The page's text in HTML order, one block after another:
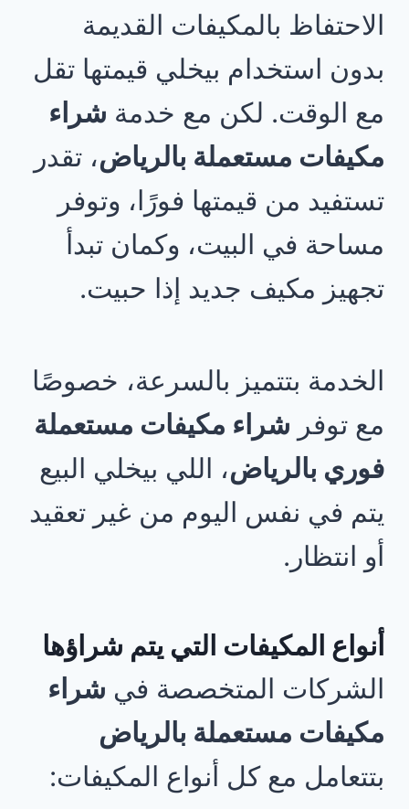
الاحتفاظ بالمكيفات القديمة
بدون استخدام بيخلي قيمتها تقل
مع الوقت. لكن مع خدمة شراء
مكيفات مستعملة بالرياض، تقدر
تستفيد من قيمتها فورًا، وتوفر
مساحة في البيت، وكمان تبدأ
تجهيز مكيف جديد إذا حبيت.
الخدمة بتتميز بالسرعة، خصوصًا
مع توفر شراء مكيفات مستعملة
فوري بالرياض، اللي بيخلي البيع
يتم في نفس اليوم من غير تعقيد
أو انتظار.
أنواع المكيفات التي يتم شراؤها
الشركات المتخصصة في شراء
مكيفات مستعملة بالرياض
بتتعامل مع كل أنواع المكيفات: